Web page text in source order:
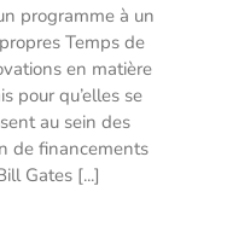
pour financer
programme à un
Temps de
en matière
pour qu’elles se
au sein des
de financements
Gates [...]